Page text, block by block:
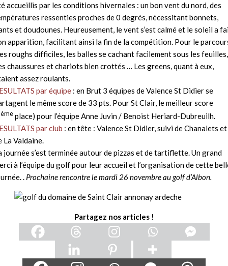
accueillis par les conditions hivernales : un bon vent du nord, des
ressenties proches de 0 degrés, nécessitant bonnets,
et doudounes. Heureusement, le vent s’est calmé et le soleil a
apparition, facilitant ainsi la fin de la compétition. Pour le
roughs difficiles, les balles se cachant facilement sous les feuilles,
chaussures et chariots bien crottés … Les greens, quant à eux,
assez roulants.
par équipe : en Brut 3 équipes de Valence St Didier se
le même score de 33 pts. Pour St Clair, le meilleur score
ème place) pour l’équipe Anne Juvin / Benoist Heriard-Dubreuilh.
par club : en tête : Valence St Didier, suivi de Chanalets et
La Valdaine.
journée s’est terminée autour de pizzas et de tartiflette. Un grand
à l’équipe du golf pour leur accueil et l’organisation de cette
. Prochaine rencontre le mardi 26 novembre au golf d’Albon.
Partagez nos articles !